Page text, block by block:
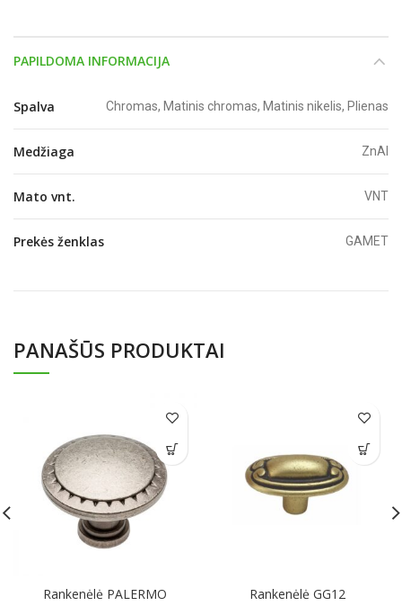
PAPILDOMA INFORMACIJA
Spalva Chromas, Matinis chromas, Matinis nikelis, Plienas
Medžiaga ZnAl
Mato vnt. VNT
Prekės ženklas GAMET
PANAŠŪS PRODUKTAI
Rankenėlė PALERMO Rankenėlė GG12